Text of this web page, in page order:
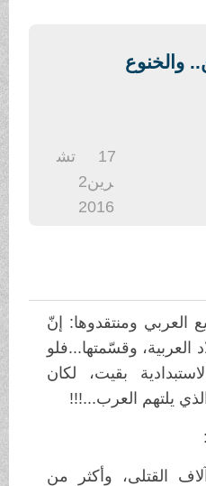
تش
رين2
2016
ومنتقدوها: إنّ
وقسّمتها...فلو
بقيت، لكان
يلتهم العرب...!!!
القتلى، وأكثر من